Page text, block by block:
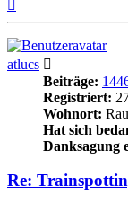
atlucs
Beiträge:
Registriert:
Wohnort:
Hat sich
Danksagung
Re: